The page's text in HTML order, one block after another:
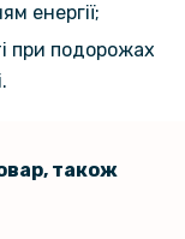
енергії;
при подорожах
також